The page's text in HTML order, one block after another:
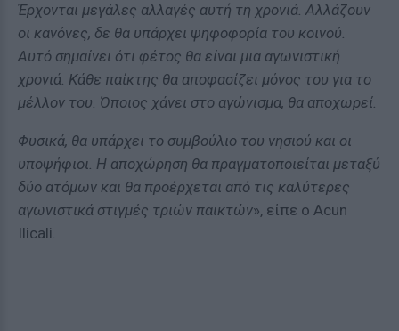
Έρχονται μεγάλες αλλαγές αυτή τη χρονιά. Αλλάζουν
οι κανόνες, δε θα υπάρχει ψηφοφορία του κοινού.
Αυτό σημαίνει ότι φέτος θα είναι μια αγωνιστική
χρονιά. Κάθε παίκτης θα αποφασίζει μόνος του για το
μέλλον του. Όποιος χάνει στο αγώνισμα, θα αποχωρεί.
Φυσικά, θα υπάρχει το συμβούλιο του νησιού και οι
υποψήφιοι. Η αποχώρηση θα πραγματοποιείται μεταξύ
δύο ατόμων και θα προέρχεται από τις καλύτερες
αγωνιστικά στιγμές τριών παικτών», είπε ο Acun
Ilicali.